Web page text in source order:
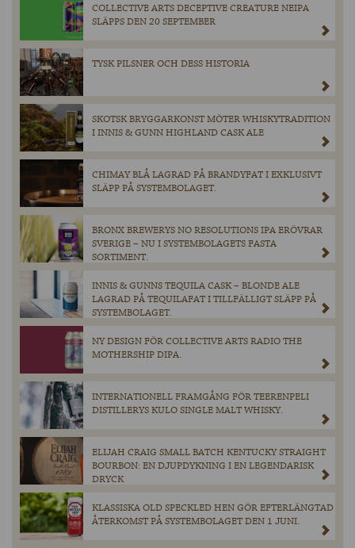
COLLECTIVE ARTS DECEPTIVE CREATURE NEIPA
SLÄPPS DEN 20 SEPTEMBER
TYSK PILSNER OCH DESS HISTORIA
SKOTSK BRYGGARKONST MÖTER WHISKYTRADITION
I INNIS & GUNN HIGHLAND CASK ALE
CHIMAY BLÅ LAGRAD PÅ BRANDYFAT I EXKLUSIVT
SLÄPP PÅ SYSTEMBOLAGET.
BRONX BREWERYS NO RESOLUTIONS IPA ERÖVRAR
SVERIGE – NU I SYSTEMBOLAGETS FASTA
SORTIMENT.
INNIS & GUNNS TEQUILA CASK – BLONDE ALE
LAGRAD PÅ TEQUILAFAT I TILLFÄLLIGT SLÄPP PÅ
SYSTEMBOLAGET.
NY DESIGN FÖR COLLECTIVE ARTS RADIO THE
MOTHERSHIP DIPA.
INTERNATIONELL FRAMGÅNG FÖR TEERENPELI
DISTILLERYS KULO SINGLE MALT WHISKY.
ELIJAH CRAIG SMALL BATCH KENTUCKY STRAIGHT
BOURBON: EN DJUPDYKNING I EN LEGENDARISK
DRYCK
KLASSISKA OLD SPECKLED HEN GÖR EFTERLÄNGTAD
ÅTERKOMST PÅ SYSTEMBOLAGET DEN 1 JUNI.